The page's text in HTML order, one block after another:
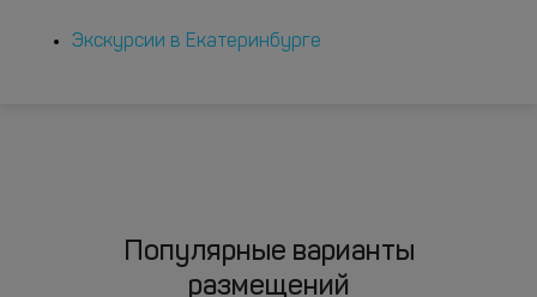
Экскурсии в Екатеринбурге
Популярные варианты
размещений